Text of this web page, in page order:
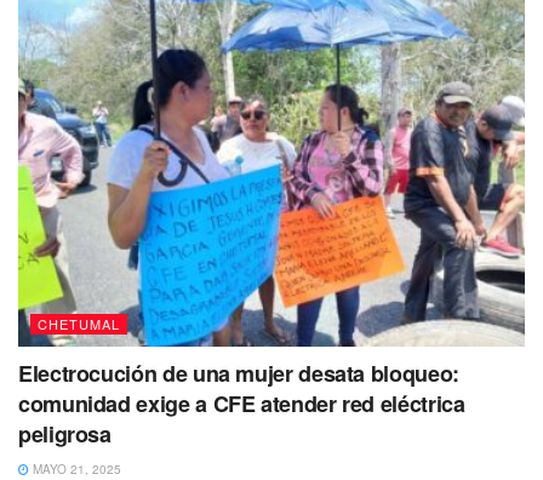
CHETUMAL
Electrocución de una mujer desata bloqueo:
comunidad exige a CFE atender red eléctrica
peligrosa
MAYO 21, 2025